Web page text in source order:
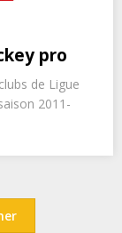
pro
de Ligue
2011-